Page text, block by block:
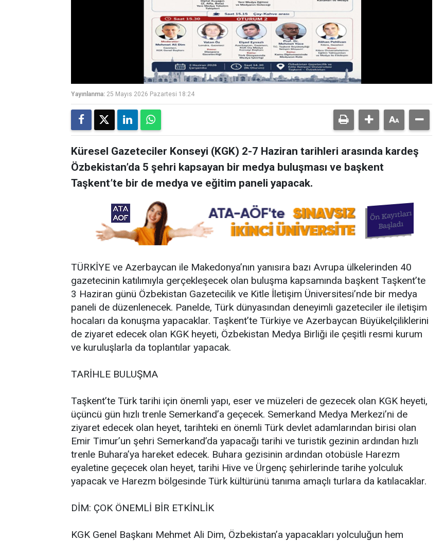
Yayınlanma: 25 Mayıs 2026 Pazartesi 18:24
Küresel Gazeteciler Konseyi (KGK) 2-7 Haziran tarihleri arasında kardeş
Özbekistan’da 5 şehri kapsayan bir medya buluşması ve başkent
Taşkent’te bir de medya ve eğitim paneli yapacak.
TÜRKİYE ve Azerbaycan ile Makedonya’nın yanısıra bazı Avrupa ülkelerinden 40
gazetecinin katılımıyla gerçekleşecek olan buluşma kapsamında başkent Taşkent’te
3 Haziran günü Özbekistan Gazetecilik ve Kitle İletişim Üniversitesi’nde bir medya
paneli de düzenlenecek. Panelde, Türk dünyasından deneyimli gazeteciler ile iletişim
hocaları da konuşma yapacaklar. Taşkent’te Türkiye ve Azerbaycan Büyükelçiliklerini
de ziyaret edecek olan KGK heyeti, Özbekistan Medya Birliği ile çeşitli resmi kurum
ve kuruluşlarla da toplantılar yapacak.
TARİHLE BULUŞMA
Taşkent’te Türk tarihi için önemli yapı, eser ve müzeleri de gezecek olan KGK heyeti,
üçüncü gün hızlı trenle Semerkand’a geçecek. Semerkand Medya Merkezi’ni de
ziyaret edecek olan heyet, tarihteki en önemli Türk devlet adamlarından birisi olan
Emir Timur’un şehri Semerkand’da yapacağı tarihi ve turistik gezinin ardından hızlı
trenle Buhara’ya hareket edecek. Buhara gezisinin ardından otobüsle Harezm
eyaletine geçecek olan heyet, tarihi Hive ve Ürgenç şehirlerinde tarihe yolculuk
yapacak ve Harezm bölgesinde Türk kültürünü tanıma amaçlı turlara da katılacaklar.
DİM: ÇOK ÖNEMLİ BİR ETKİNLİK
KGK Genel Başkanı Mehmet Ali Dim, Özbekistan’a yapacakları yolculuğun hem